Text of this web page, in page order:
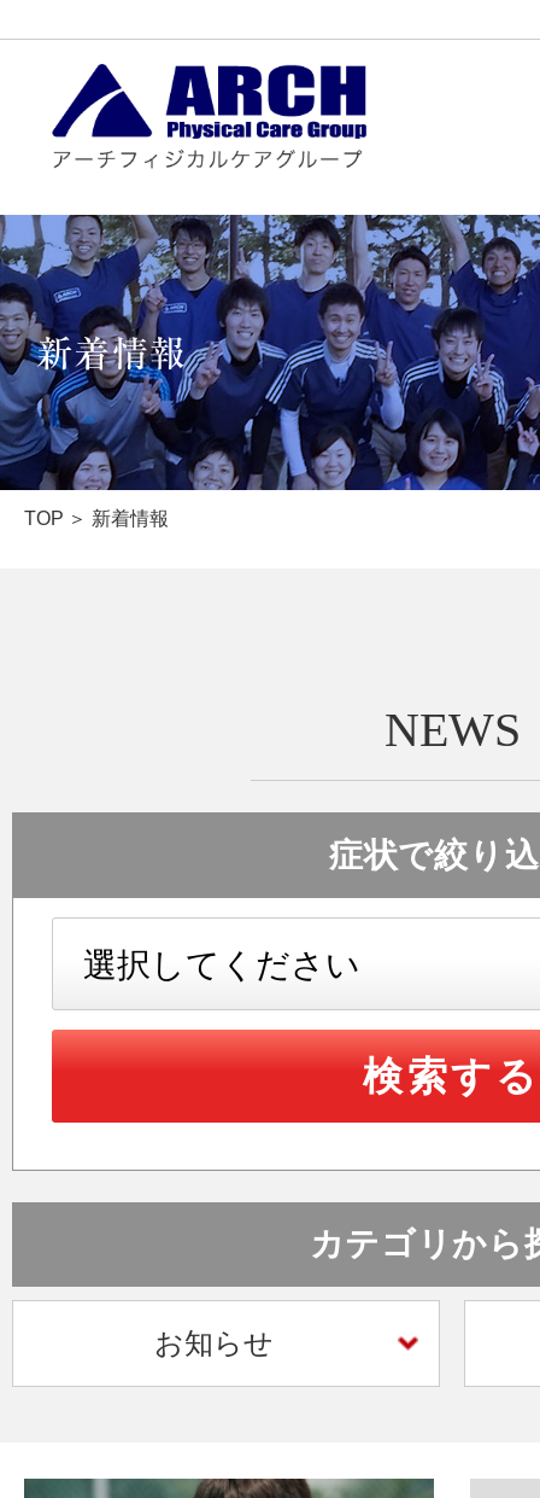
TOP
交通事故
本物の治療家
リクルー
新着情報
トレーナー
TOP 新着情報
NEWS
症状で絞り
検索する
カテゴリから
お知らせ